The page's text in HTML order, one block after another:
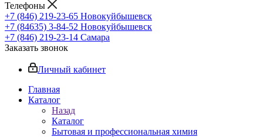
Телефоны
+7 (846) 219-23-65 Новокуйбышевск
+7 (84635) 3-84-52 Новокуйбышевск
+7 (846) 219-23-14 Самара
Заказать звонок
Личный кабинет
Главная
Каталог
Назад
Каталог
Бытовая и профессиональная химия